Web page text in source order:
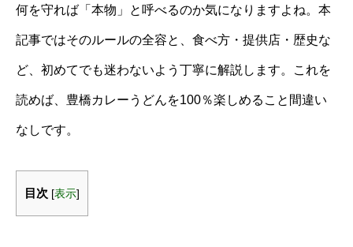
何を守れば「本物」と呼べるのか気になりますよね。本
記事ではそのルールの全容と、食べ方・提供店・歴史な
ど、初めてでも迷わないよう丁寧に解説します。これを
読めば、豊橋カレーうどんを100％楽しめること間違い
なしです。
目次 [表示]